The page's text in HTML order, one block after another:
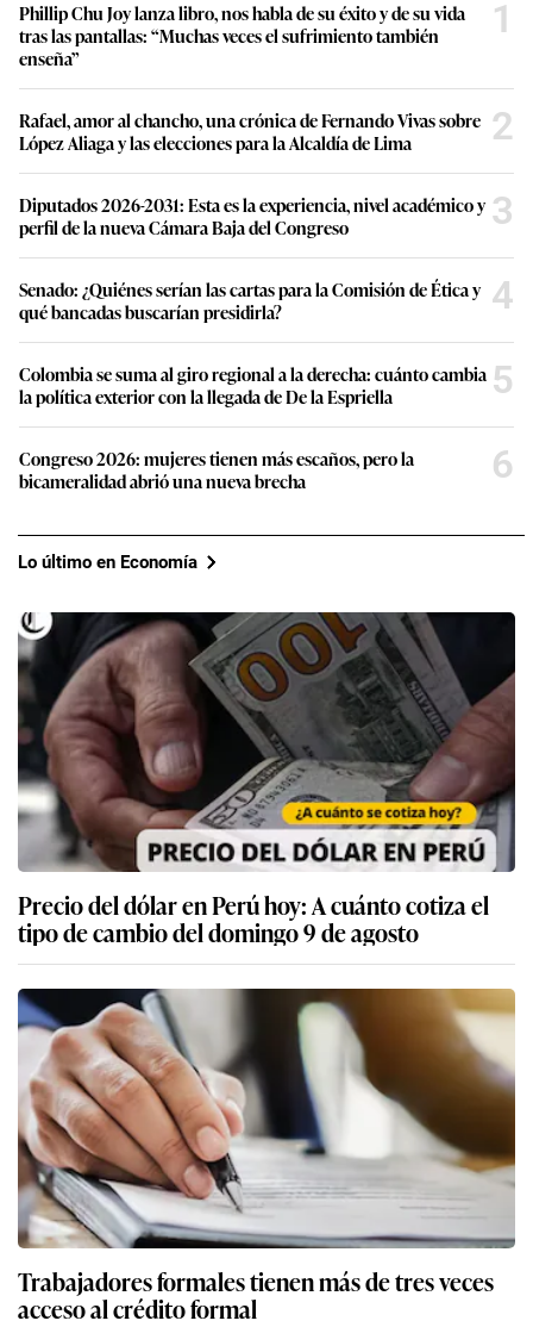
Phillip Chu Joy lanza libro, nos habla de su éxito y de su vida
tras las pantallas: “Muchas veces el sufrimiento también
enseña”
1
Rafael, amor al chancho, una crónica de Fernando Vivas sobre
López Aliaga y las elecciones para la Alcaldía de Lima
2
Diputados 2026-2031: Esta es la experiencia, nivel académico y
perfil de la nueva Cámara Baja del Congreso
3
Senado: ¿Quiénes serían las cartas para la Comisión de Ética y
qué bancadas buscarían presidirla?
4
Colombia se suma al giro regional a la derecha: cuánto cambia
la política exterior con la llegada de De la Espriella
5
Congreso 2026: mujeres tienen más escaños, pero la
bicameralidad abrió una nueva brecha
6
Lo último en Economía
Precio del dólar en Perú hoy: A cuánto cotiza el
tipo de cambio del domingo 9 de agosto
Trabajadores formales tienen más de tres veces
acceso al crédito formal